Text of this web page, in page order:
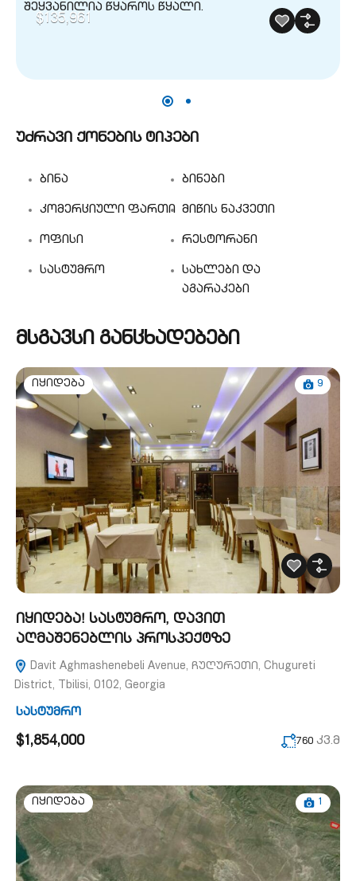
$135,961
უძრავი ქონების ტიპები
ბინა ბინები
კომერციული ფართი მიწის ნაკვეთი
ოფისი რესტორანი
სასტუმრო
სახლები და
აგარაკები
მსგავსი განცხადებები
იყიდება 9
იყიდება! სასტუმრო, დავით
აღმაშენებლის პროსპექტზე
Davit Aghmashenebeli Avenue, ჩუღურეთი, Chugureti
District, Tbilisi, 0102, Georgia
სასტუმრო
$1,854,000 760 კვ.მ
იყიდება 1